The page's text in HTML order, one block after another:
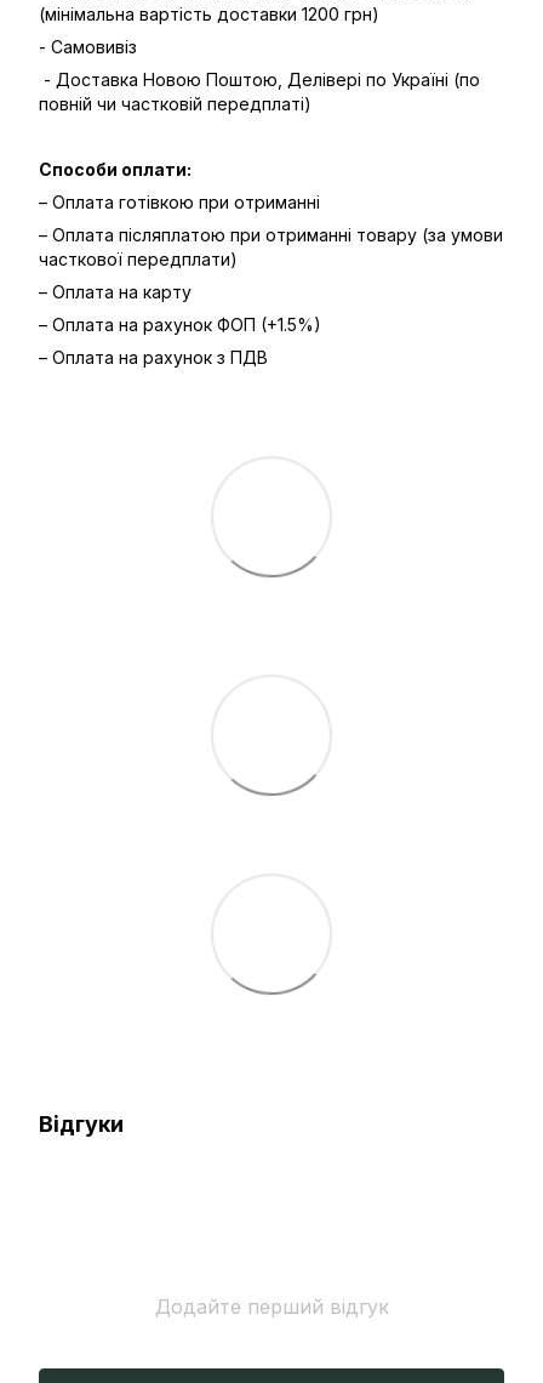
(мінімальна вартість доставки 1200 грн)
- Самовивіз
- Доставка Новою Поштою, Делівері по Україні (по
повній чи частковій передплаті)
Способи оплати:
– Оплата готівкою при отриманні
– Оплата післяплатою при отриманні товару (за умови
часткової передплати)
– Оплата на карту
– Оплата на рахунок ФОП (+1.5%)
– Оплата на рахунок з ПДВ
Відгуки
Додайте перший відгук